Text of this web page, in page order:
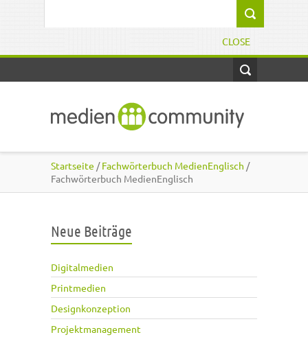
CLOSE
Startseite /Fachwörterbuch MedienEnglisch /
Fachwörterbuch MedienEnglisch
Neue Beiträge
Digitalmedien
Printmedien
Designkonzeption
Projektmanagement